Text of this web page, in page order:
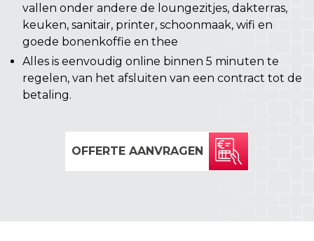
vallen onder andere de loungezitjes, dakterras,
keuken, sanitair, printer, schoonmaak, wifi en
goede bonenkoffie en thee
Alles is eenvoudig online binnen 5 minuten te
regelen, van het afsluiten van een contract tot de
betaling.
OFFERTE AANVRAGEN